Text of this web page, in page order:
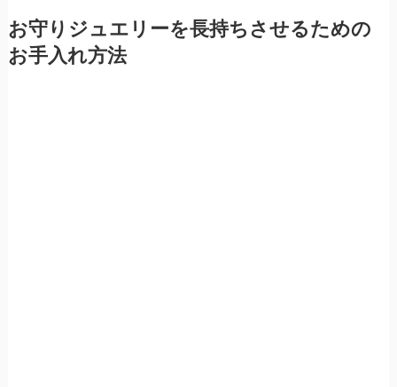
お守りジュエリーを長持ちさせるための
お手入れ方法